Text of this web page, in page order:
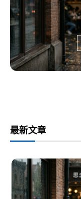
最新文章